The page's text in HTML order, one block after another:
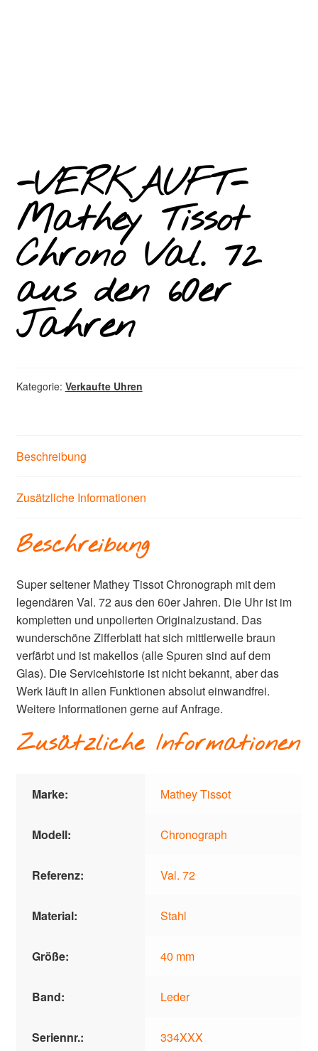
-VERKAUFT-
Mathey Tissot
Chrono Val. 72
aus den 60er
Jahren
Kategorie: Verkaufte Uhren
Beschreibung
Zusätzliche Informationen
Beschreibung
Super seltener Mathey Tissot Chronograph mit dem
legendären Val. 72 aus den 60er Jahren. Die Uhr ist im
kompletten und unpolierten Originalzustand. Das
wunderschöne Zifferblatt hat sich mittlerweile braun
verfärbt und ist makellos (alle Spuren sind auf dem
Glas). Die Servicehistorie ist nicht bekannt, aber das
Werk läuft in allen Funktionen absolut einwandfrei.
Weitere Informationen gerne auf Anfrage.
Zusätzliche Informationen
Marke: Mathey Tissot
Modell: Chronograph
Referenz: Val. 72
Material: Stahl
Größe: 40 mm
Band: Leder
Seriennr.: 334XXX